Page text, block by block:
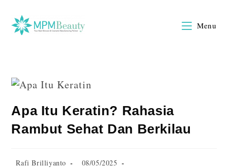
Menu
Apa Itu Keratin? Rahasia
Rambut Sehat Dan Berkilau
Rafi Brilliyanto
08/05/2025